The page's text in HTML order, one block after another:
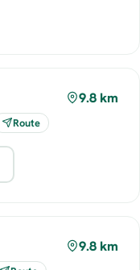
9.8 km
Route
9.8 km